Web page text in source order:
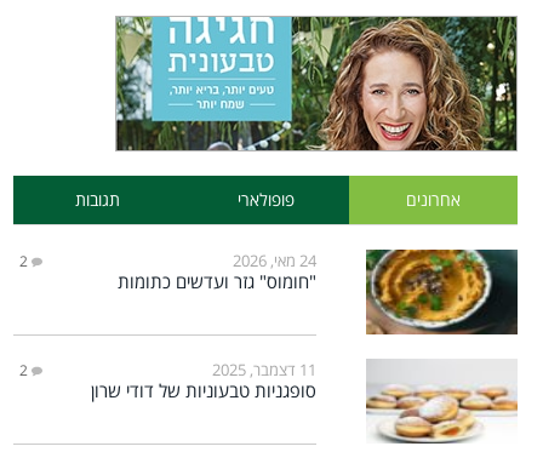
אחרונים פופולארי תגובות
24 מאי, 2026 2
"חומוס" גזר ועדשים כתומות
11 דצמבר, 2025 2
סופגניות טבעוניות של דודי שרון